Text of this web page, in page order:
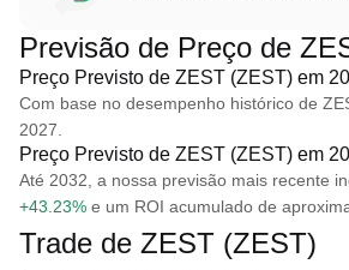
Previsão de Preço de
Preço Previsto de ZEST (ZEST) em
Com base no desempenho histórico de
2027.
Preço Previsto de ZEST (ZEST) em
Até 2032, a nossa previsão mais recente
+43.23% e um ROI acumulado de
Trade de ZEST (ZEST)